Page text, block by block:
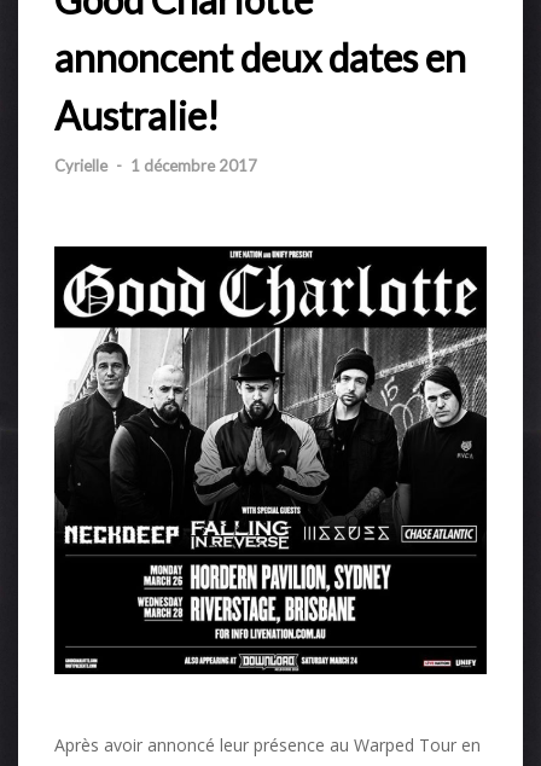
annoncent deux dates en
Australie!
Cyrielle - 1 décembre 2017
Après avoir annoncé leur présence au Warped Tour en